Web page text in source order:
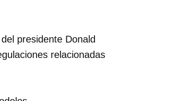
presidente Donald
relacionadas